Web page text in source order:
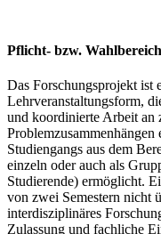
Pflicht- bzw.
Das Forschungsprojekt ist
Lehrveranstaltungsform,
und koordinierte Arbeit an
Problemzusammenhängen
Studiengangs aus dem
einzeln oder auch als
Studierende) ermöglicht.
von zwei Semestern nicht
interdisziplinäres
Zulassung und fachliche